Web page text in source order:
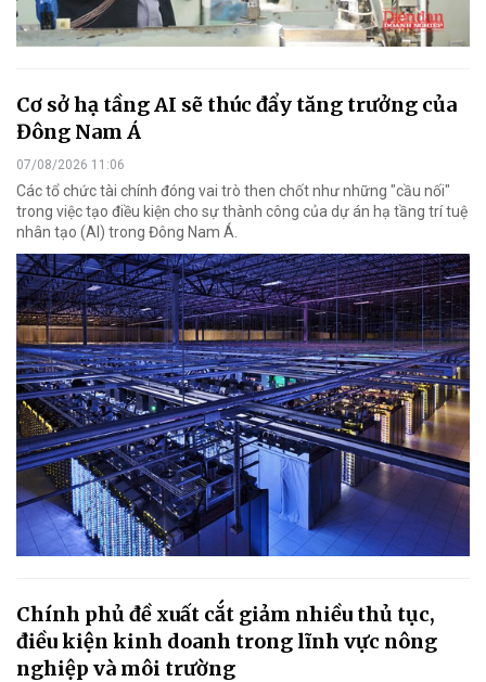
Cơ sở hạ tầng AI sẽ thúc đẩy tăng trưởng của
Đông Nam Á
07/08/2026 11:06
Các tổ chức tài chính đóng vai trò then chốt như những "cầu nối"
trong việc tạo điều kiện cho sự thành công của dự án hạ tầng trí tuệ
nhân tạo (AI) trong Đông Nam Á.
Chính phủ đề xuất cắt giảm nhiều thủ tục,
điều kiện kinh doanh trong lĩnh vực nông
nghiệp và môi trường